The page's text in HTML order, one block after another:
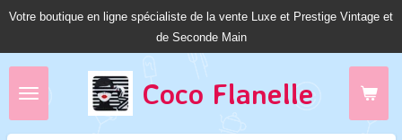
Passer
Coco Flanelle
Votre boutique en ligne spécialiste de la vente Luxe et Prestige Vintage et
de Seconde Main